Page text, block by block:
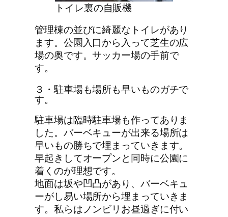
トイレ裏の自販機
管理棟の並びに綺麗なトイレがあり
ます。公園入口から入って芝生の広
場の奥です。サッカー場の手前で
す。
３・駐車場も場所も早いものガチで
す。
駐車場は臨時駐車場も作ってありま
した。バーベキューが出来る場所は
早いもの勝ちで埋まっていきます。
早起きしてオープンと同時に公園に
着くのが理想です。
地面は坂や凹凸があり、バーベキュ
ーがし易い場所から埋まっていきま
す。私らはノンビリお昼過ぎに付い